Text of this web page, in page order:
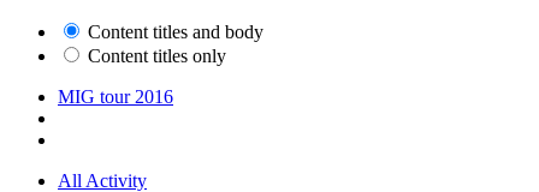
Content titles and body
Content titles only
MIG tour 2016
All Activity